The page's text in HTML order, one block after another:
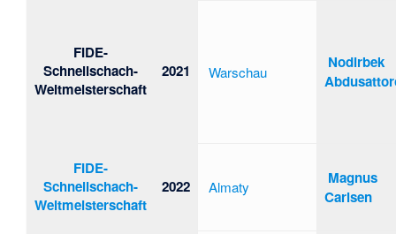
FIDE-
Schnellschach-
Weltmeisterschaft
2021 Warschau
Nodirbek
FIDE-
Schnellschach-
Weltmeisterschaft
2022 Almaty
Magnus
Carlsen